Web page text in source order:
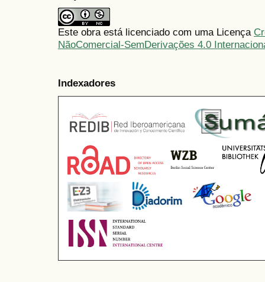
Este obra está licenciado com uma Licença
NãoComercial-SemDerivações 4.0
Indexadores